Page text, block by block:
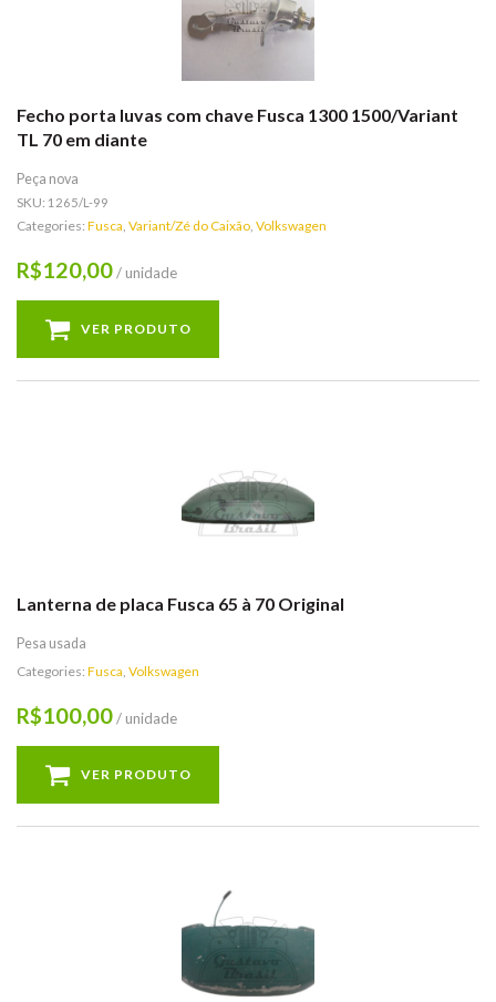
Fecho porta luvas com chave Fusca 1300 1500/Variant
TL 70 em diante
Peça nova
SKU: 1265/L-99
Categories: Fusca Variant/Zé do Caixão Volkswagen
R$120,00/ unidade
VER PRODUTO
Lanterna de placa Fusca 65 à 70 Original
Pesa usada
Categories: Fusca Volkswagen
R$100,00/ unidade
VER PRODUTO